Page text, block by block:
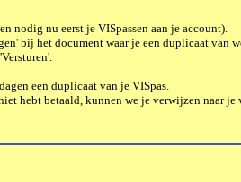
nodig nu eerst je VISpassen aan je account).
bij het document waar je een duplicaat van
een duplicaat van je VISpas.
hebt betaald, kunnen we je verwijzen naar